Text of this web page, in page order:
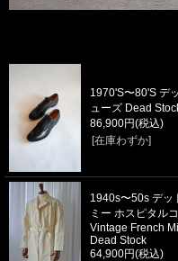
1970'S〜80'S デ
ューズ Dead
86,900円(税込)
[在庫わずか]
1940s〜50s デッ
ミー ホスピタル
Vintage French
Dead Stock
64,900円(税込)